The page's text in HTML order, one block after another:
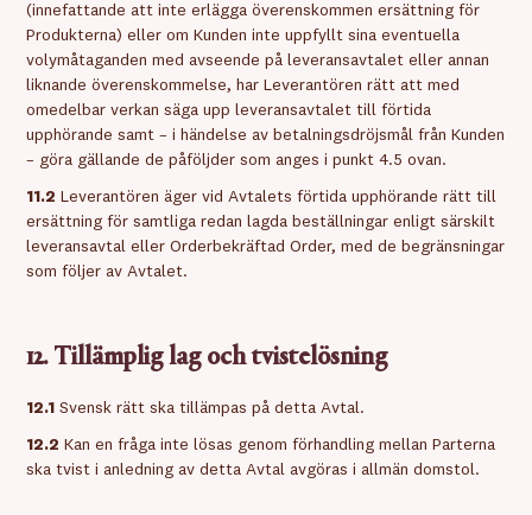
(innefattande att inte erlägga överenskommen ersättning för
Produkterna) eller om Kunden inte uppfyllt sina eventuella
volymåtaganden med avseende på leveransavtalet eller annan
liknande överenskommelse, har Leverantören rätt att med
omedelbar verkan säga upp leveransavtalet till förtida
upphörande samt – i händelse av betalningsdröjsmål från Kunden
– göra gällande de påföljder som anges i punkt 4.5 ovan.
11.2 Leverantören äger vid Avtalets förtida upphörande rätt till
ersättning för samtliga redan lagda beställningar enligt särskilt
leveransavtal eller Orderbekräftad Order, med de begränsningar
som följer av Avtalet.
12. Tillämplig lag och tvistelösning
12.1 Svensk rätt ska tillämpas på detta Avtal.
12.2 Kan en fråga inte lösas genom förhandling mellan Parterna
ska tvist i anledning av detta Avtal avgöras i allmän domstol.